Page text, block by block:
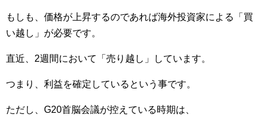
もしも、価格が上昇するのであれば海外投資家による「買
い越し」が必要です。
直近、2週間において「売り越し」しています。
つまり、利益を確定しているという事です。
ただし、G20首脳会議が控えている時期は、